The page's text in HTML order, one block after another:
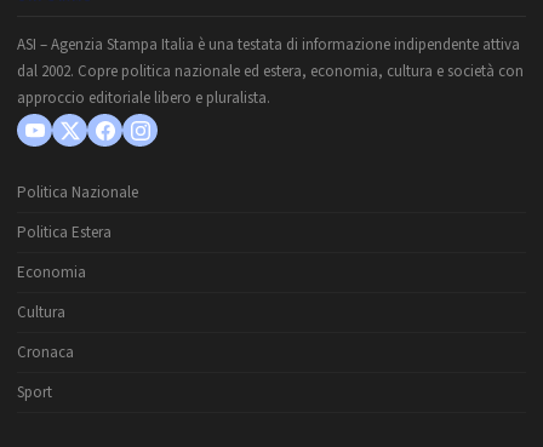
ASI – Agenzia Stampa Italia è una testata di informazione indipendente attiva
dal 2002. Copre politica nazionale ed estera, economia, cultura e società con
approccio editoriale libero e pluralista.
Politica Nazionale
Politica Estera
Economia
Cultura
Cronaca
Sport